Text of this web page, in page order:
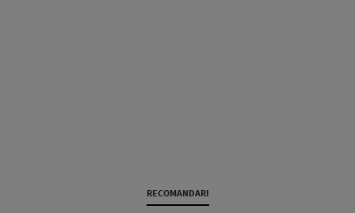
RECOMANDARI